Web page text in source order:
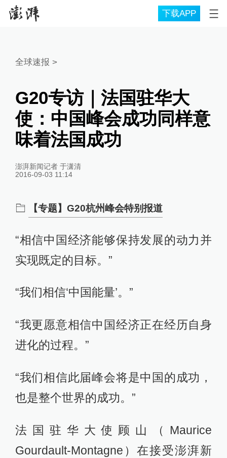
下载APP
全球速报 >
G20专访｜法国驻华大
使：中国峰会成功同样意
味着法国成功
澎湃新闻记者 于潇清
2016-09-03 11:14
【专题】G20杭州峰会特别报道
“相信中国经济能够保持发展的动力并
实现既定的目标。”
“我们相信‘中国能量’。”
“我更愿意相信中国经济正在经历自身
进化的过程。”
“我们相信此届峰会将是中国的成功，
也是整个世界的成功。”
法国驻华大使顾山（Maurice
Gourdault-Montagne）在接受澎湃新